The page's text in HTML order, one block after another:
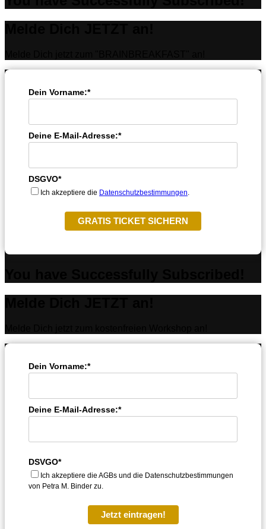
Dein Vorname:*
Deine E-Mail-Adresse:*
DSGVO*
Ich akzeptiere die Datenschutzbestimmungen.
GRATIS TICKET SICHERN
Dein Vorname:*
Deine E-Mail-Adresse:*
DSVGO*
Ich akzeptiere die AGBs und die Datenschutzbestimmungen
von Petra M. Binder zu.
Jetzt eintragen!